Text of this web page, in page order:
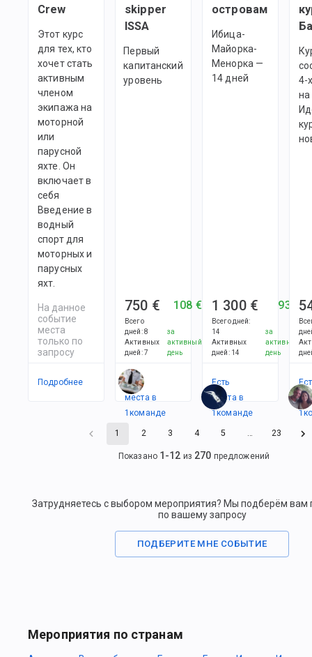
Crew
Этот курс
для тех, кто
хочет стать
активным
членом
экипажа на
моторной
или
парусной
яхте. Он
включает в
себя
Введение в
водный
спорт для
моторных и
парусных
яхт.
На данное
событие
места
только по
запросу
Подробнее
skipper
ISSA
Первый
капитанский
уровень
750 €
Всего
дней:8
Активных
дней:7
108 €
за
активный
день
Есть
места в
1командe
островам
Ибица-
Майорка-
Менорка —
14 дней
1 300 €
Всего дней:
14
Активных
дней: 14
93 €
за
активный
день
Есть
места в
1командe
4-
на
1
1 2 3 4 5 … 23
Показано 1 -12 из 270 предложений
Затрудняетесь с выбором мероприятия? Мы подберём вам
по вашему запросу
ПОДБЕРИТЕ МНЕ СОБЫТИЕ
Мероприятия по странам